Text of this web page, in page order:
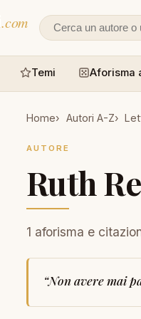
.com
Cerca un
Temi Aforisma
Home Autori A-Z
AUTORE
Ruth
1 aforisma e
“Non avere mai